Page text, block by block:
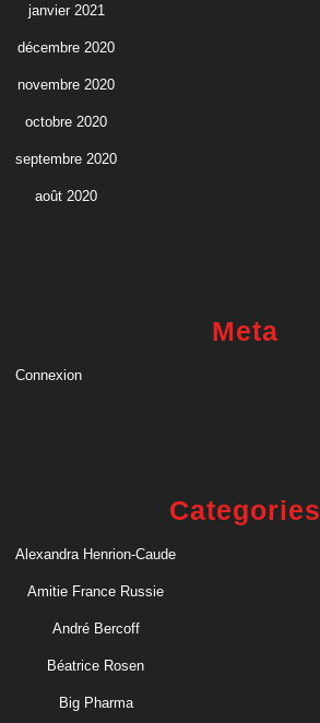
janvier 2021
décembre 2020
novembre 2020
octobre 2020
septembre 2020
août 2020
Meta
Connexion
Categories
Alexandra Henrion-Caude
Amitie France Russie
André Bercoff
Béatrice Rosen
Big Pharma